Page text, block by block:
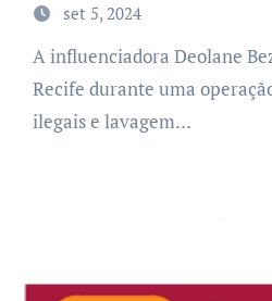
set 5, 2024
A influenciadora Deolane Bezerra foi presa no
Recife durante uma
ilegais e lavagem…